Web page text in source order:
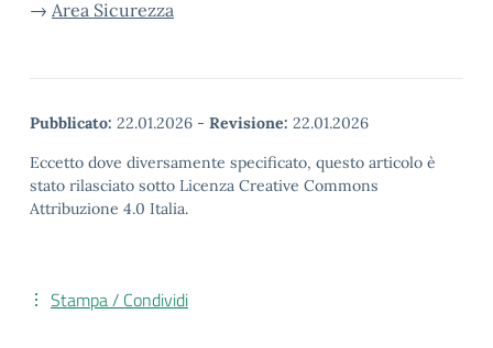
→ Area Sicurezza
Pubblicato: 22.01.2026 - Revisione: 22.01.2026
Eccetto dove diversamente specificato, questo articolo è
stato rilasciato sotto Licenza Creative Commons
Attribuzione 4.0 Italia.
Stampa / Condividi